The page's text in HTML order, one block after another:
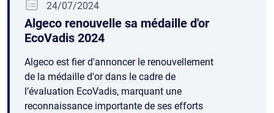
24/07/2024
Algeco renouvelle sa médaille d'or
EcoVadis 2024
Algeco est fier d'annoncer le renouvellement
de la médaille d'or dans le cadre de
l’évaluation EcoVadis, marquant une
reconnaissance importante de ses efforts